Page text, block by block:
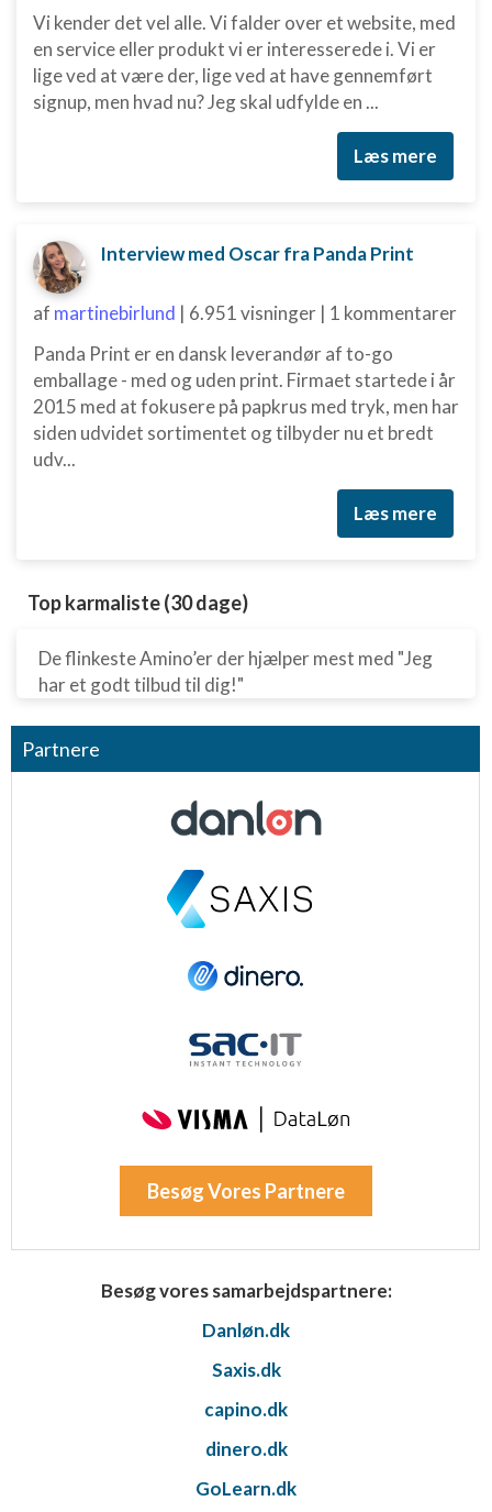
Vi kender det vel alle. Vi falder over et website, med
en service eller produkt vi er interesserede i. Vi er
lige ved at være der, lige ved at have gennemført
signup, men hvad nu? Jeg skal udfylde en ...
Læs mere
Interview med Oscar fra Panda Print
af martinebirlund | 6.951 visninger | 1 kommentarer
Panda Print er en dansk leverandør af to-go
emballage - med og uden print. Firmaet startede i år
2015 med at fokusere på papkrus med tryk, men har
siden udvidet sortimentet og tilbyder nu et bredt
udv...
Læs mere
Top karmaliste (30 dage)
De flinkeste Amino’er der hjælper mest med "Jeg
har et godt tilbud til dig!"
Partnere
Besøg Vores Partnere
Besøg vores samarbejdspartnere:
Danløn.dk
Saxis.dk
capino.dk
dinero.dk
GoLearn.dk
Annoncering / marketing